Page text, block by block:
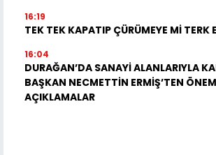
16:19
TEK TEK KAPATIP ÇÜRÜMEYE Mİ TERK
16:04
DURAĞAN’DA SANAYİ ALANLARIYLA
BAŞKAN NECMETTİN ERMİŞ’TEN
AÇIKLAMALAR